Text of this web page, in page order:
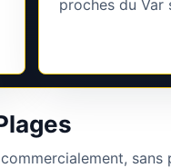
proches du Var